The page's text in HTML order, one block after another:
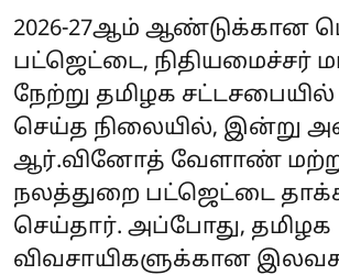
2026-27ஆம் ஆண்டுக்கான
பட்ஜெட்டை, நிதியமைச்சர்
நேற்று தமிழக
செய்த நிலையில், இன்று
ஆர்.வினோத் வேளாண்
நலத்துறை பட்ஜெட்டை
செய்தார். அப்போது, தமிழக
விவசாயிகளுக்கான